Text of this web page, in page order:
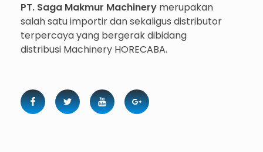
PT. Saga Makmur Machinery merupakan
salah satu importir dan sekaligus distributor
terpercaya yang bergerak dibidang
distribusi Machinery HORECABA.